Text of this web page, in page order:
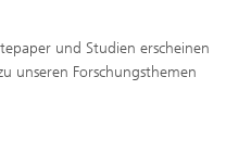
und Studien erscheinen
unseren Forschungsthemen